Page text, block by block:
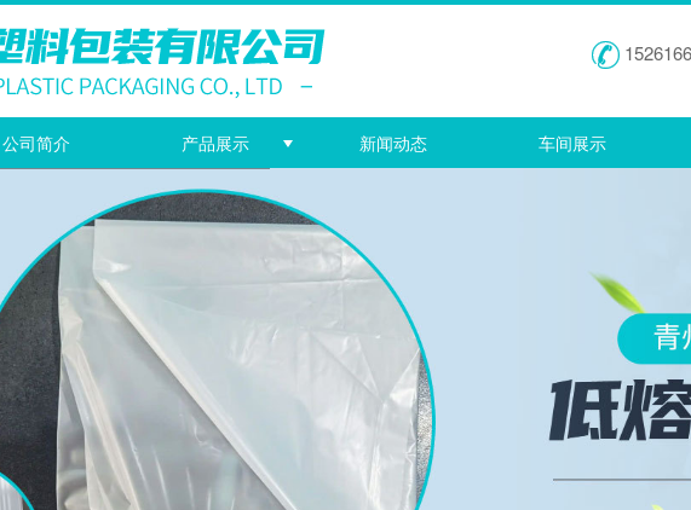
公司简介 产品展示 新闻动态 车间展示